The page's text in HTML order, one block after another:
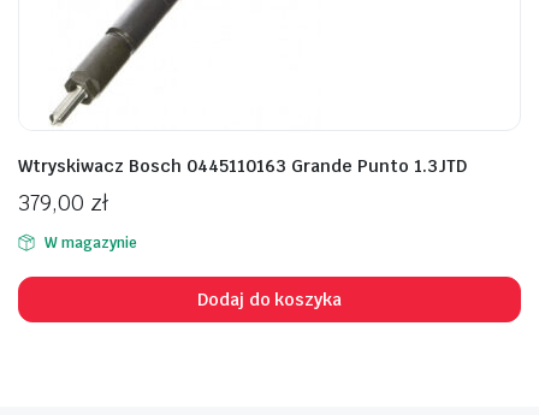
Wtryskiwacz Bosch 0445110163 Grande Punto 1.3JTD
379,00 zł
W magazynie
Dodaj do koszyka